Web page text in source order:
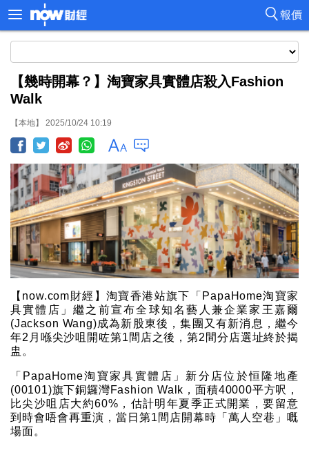
報價
【幾時開幕？】淘寶家具實體店殺入Fashion
Walk
【本地】 2025/10/24 10:19
【now.com財經】淘寶香港站旗下「PapaHome淘寶家
具實體店」繼之前宣布全球知名藝人兼企業家王嘉爾
(Jackson Wang)成為新股東後，集團又有新消息，繼今
年2月喺尖沙咀開咗第1間店之後，第2間分店選址終於揭
盅。
「PapaHome淘寶家具實體店」新分店位於恒隆地產
(00101)旗下銅鑼灣Fashion Walk，面積40000平方呎，
比尖沙咀店大約60%，估計明年夏季正式開業，要留意
到時會唔會再重演，當日第1間店開幕時「萬人空巷」嘅
場面。